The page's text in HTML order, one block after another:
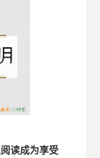
读成为享受